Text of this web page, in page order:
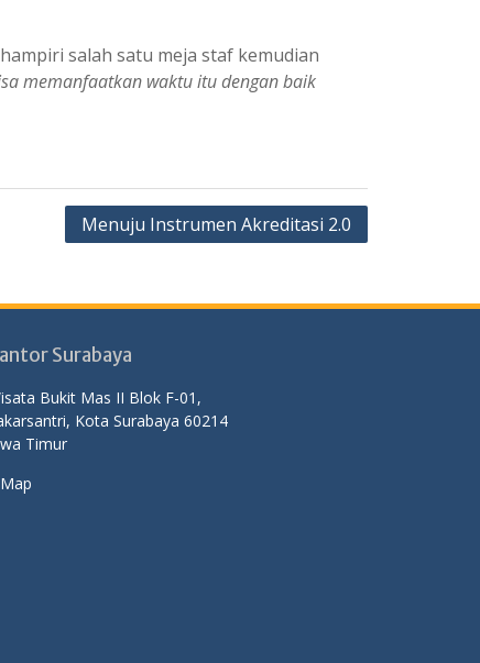
salah satu meja staf kemudian
memanfaatkan waktu itu dengan baik
Menuju Instrumen Akreditasi 2.0
Surabaya
Bukit Mas II Blok F-01,
Kota Surabaya 60214
Timur